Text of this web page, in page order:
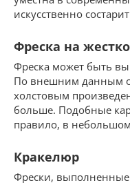
искусственно
Фреска на
Фреска может быть
По внешним данным
холстовым
больше. Подобные
правило, в
Кракелюр
Фрески,